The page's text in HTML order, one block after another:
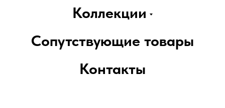
Коллекции
Сопутствующие товары
Контакты